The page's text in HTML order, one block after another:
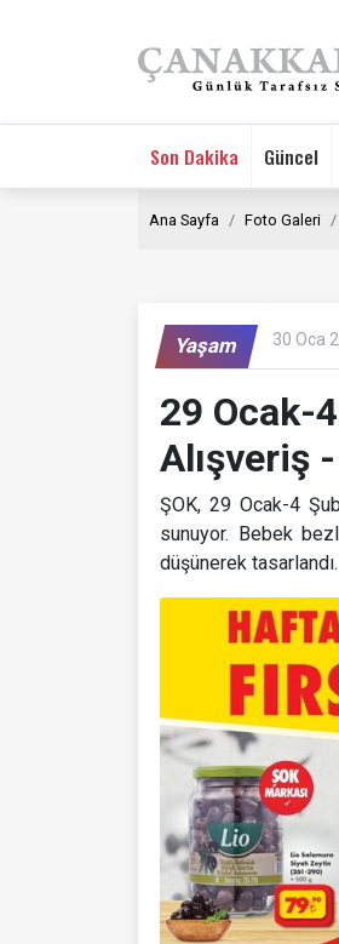
Son Dakika Güncel
Ana Sayfa Foto Galeri
Yaşam 30 Oca
29 Ocak-
Alışveriş
ŞOK, 29 Ocak-4
sunuyor. Bebek
düşünerek